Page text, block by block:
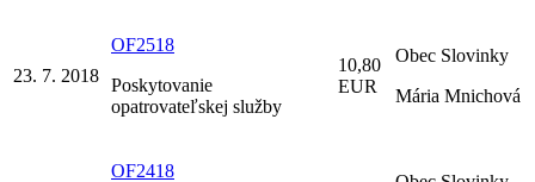
23. 7. 2018
OF2518
Poskytovanie
opatrovateľskej služby
10,80
EUR
Obec Slovinky
Mária Mnichová
OF2418